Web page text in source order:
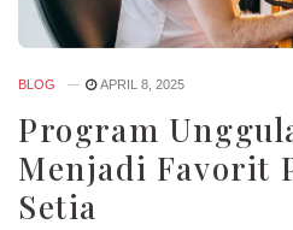
BLOG APRIL 8, 2025
Program
Menjadi Favorit
Setia